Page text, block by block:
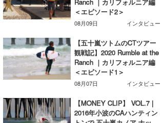
Ranch ｜カリフォルニア編
＜エピソード2＞
08月09日 インタビュー
【五十嵐ツトムのCTツアー
観戦記】2020 Rumble at the
Ranch ｜カリフォルニア編
＜エピソード1＞
08月07日 インタビュー
【MONEY CLIP】 VOL.7 |
2016年小波のCAハンティン
小川予報士
上田純子
上條将美
唐澤予報士
SancheZ
ゴン